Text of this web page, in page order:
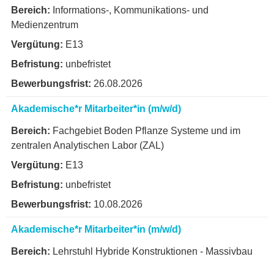
E11
E9b
E7
E5
E4
Vertretungsprofessur / Gastprofessur
wissenschaftliches Personal
Informations-, Kommunikations- und
Medienzentrum
E13
unbefristet
26.08.2026
Akademische*r Mitarbeiter*in (m/w/d)
Fachgebiet Boden Pflanze Systeme und im
zentralen Analytischen Labor (ZAL)
E13
unbefristet
10.08.2026
Akademische*r Mitarbeiter*in (m/w/d)
Lehrstuhl Hybride Konstruktionen - Massivbau